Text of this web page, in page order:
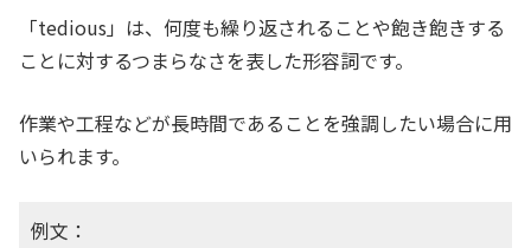
「tedious」は、何度も繰り返されることや飽き飽きする
ことに対するつまらなさを表した形容詞です。
作業や工程などが長時間であることを強調したい場合に用
いられます。
例文：